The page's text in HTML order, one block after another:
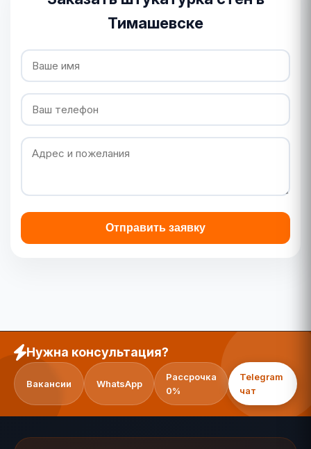
Тимашевске
Отправить заявку
Нужна консультация?
Вакансии WhatsApp
Рассрочка
0%
Telegram
чат